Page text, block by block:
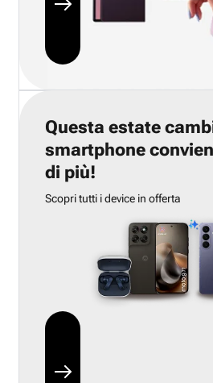
Questa estate
smartphone
di più!
Scopri tutti i device in offerta